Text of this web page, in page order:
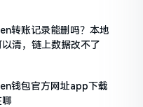
转账记录能删吗？本地
以清，链上数据改不了
钱包官方网址app下载
哪